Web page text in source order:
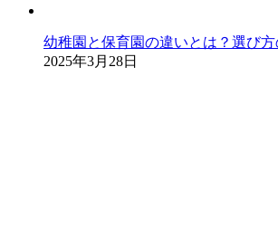
幼稚園と保育園の違いとは？選び
2025年3月28日